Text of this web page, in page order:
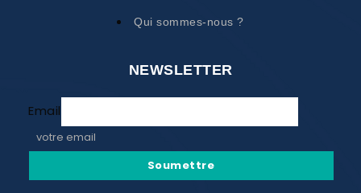
Qui sommes-nous ?
NEWSLETTER
Email
votre email
Soumettre